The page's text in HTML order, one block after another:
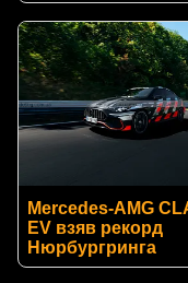
Mercedes-AMG
EV взяв рекорд
Нюрбургринга